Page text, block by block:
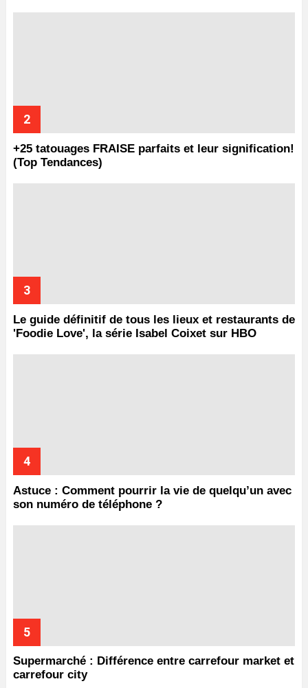
+25 tatouages ​​FRAISE parfaits et leur signification!
(Top Tendances)
Le guide définitif de tous les lieux et restaurants de
'Foodie Love', la série Isabel Coixet sur HBO
Astuce : Comment pourrir la vie de quelqu’un avec
son numéro de téléphone ?
Supermarché : Différence entre carrefour market et
carrefour city